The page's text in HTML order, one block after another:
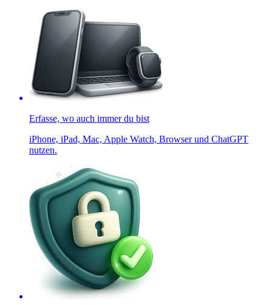
Erfasse, wo auch immer du bist
iPhone, iPad, Mac, Apple Watch, Browser und ChatGPT
nutzen.